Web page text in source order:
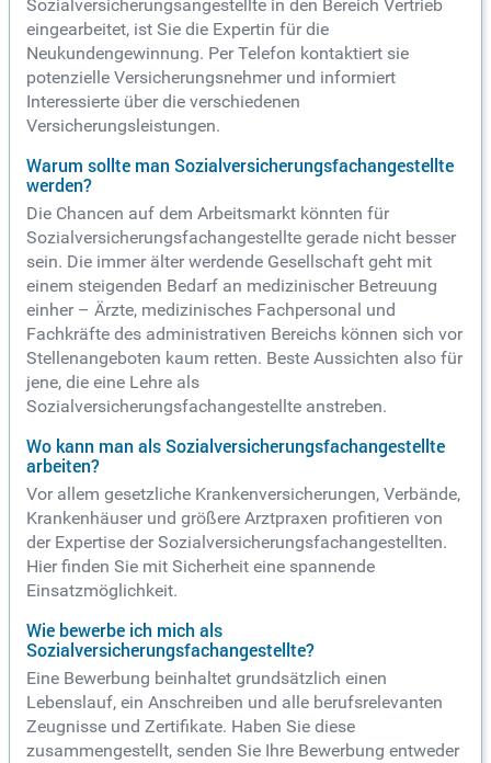
Sozialversicherungsangestellte in den Bereich Vertrieb
eingearbeitet, ist Sie die Expertin für die
Neukundengewinnung. Per Telefon kontaktiert sie
potenzielle Versicherungsnehmer und informiert
Interessierte über die verschiedenen
Versicherungsleistungen.
Warum sollte man Sozialversicherungsfachangestellte
werden?
Die Chancen auf dem Arbeitsmarkt könnten für
Sozialversicherungsfachangestellte gerade nicht besser
sein. Die immer älter werdende Gesellschaft geht mit
einem steigenden Bedarf an medizinischer Betreuung
einher – Ärzte, medizinisches Fachpersonal und
Fachkräfte des administrativen Bereichs können sich vor
Stellenangeboten kaum retten. Beste Aussichten also für
jene, die eine Lehre als
Sozialversicherungsfachangestellte anstreben.
Wo kann man als Sozialversicherungsfachangestellte
arbeiten?
Vor allem gesetzliche Krankenversicherungen, Verbände,
Krankenhäuser und größere Arztpraxen profitieren von
der Expertise der Sozialversicherungsfachangestellten.
Hier finden Sie mit Sicherheit eine spannende
Einsatzmöglichkeit.
Wie bewerbe ich mich als
Sozialversicherungsfachangestellte?
Eine Bewerbung beinhaltet grundsätzlich einen
Lebenslauf, ein Anschreiben und alle berufsrelevanten
Zeugnisse und Zertifikate. Haben Sie diese
zusammengestellt, senden Sie Ihre Bewerbung entweder